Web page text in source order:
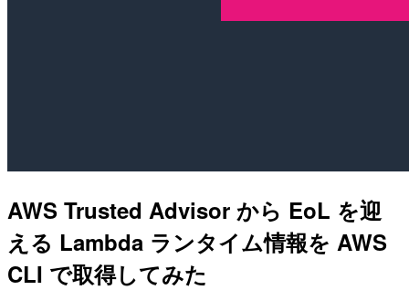
AWS Trusted Advisor から EoL を迎
える Lambda ランタイム情報を AWS
CLI で取得してみた